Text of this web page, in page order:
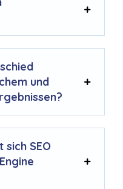
und
sich SEO